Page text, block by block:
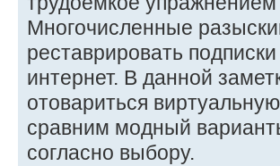
Многочисленные
реставрировать
интернет. В данной
отовариться
сравним модный
согласно выбору.